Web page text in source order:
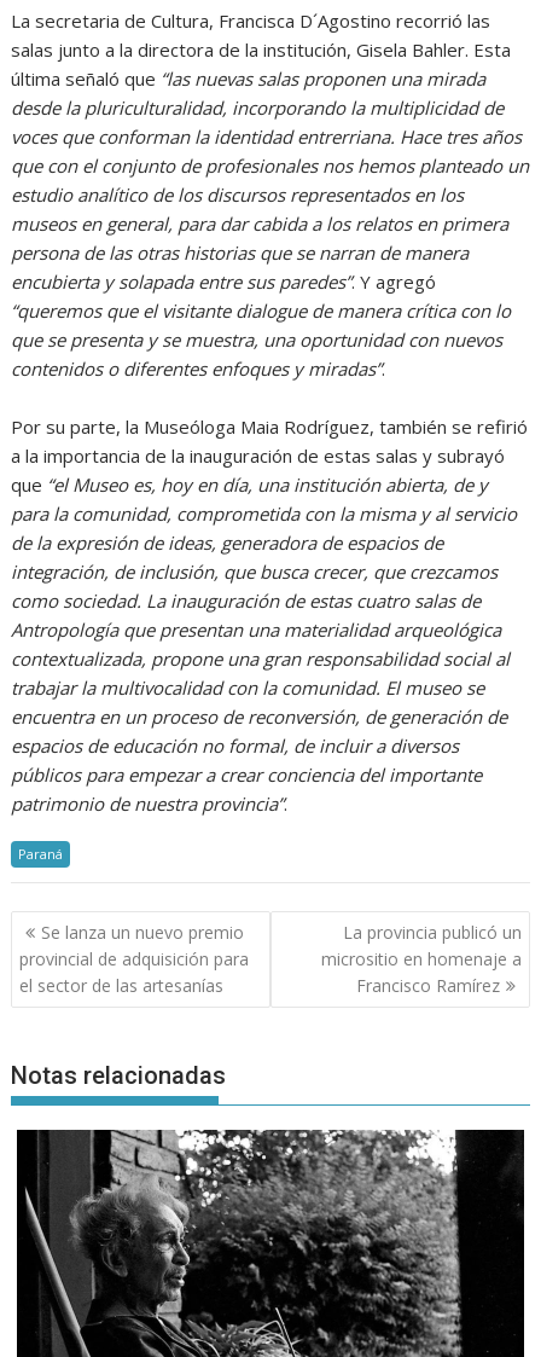
La secretaria de Cultura, Francisca D´Agostino recorrió las
salas junto a la directora de la institución, Gisela Bahler. Esta
última señaló que “las nuevas salas proponen una mirada
desde la pluriculturalidad, incorporando la multiplicidad de
voces que conforman la identidad entrerriana. Hace tres años
que con el conjunto de profesionales nos hemos planteado un
estudio analítico de los discursos representados en los
museos en general, para dar cabida a los relatos en primera
persona de las otras historias que se narran de manera
encubierta y solapada entre sus paredes”. Y agregó
“queremos que el visitante dialogue de manera crítica con lo
que se presenta y se muestra, una oportunidad con nuevos
contenidos o diferentes enfoques y miradas”.
Por su parte, la Museóloga Maia Rodríguez, también se refirió
a la importancia de la inauguración de estas salas y subrayó
que “el Museo es, hoy en día, una institución abierta, de y
para la comunidad, comprometida con la misma y al servicio
de la expresión de ideas, generadora de espacios de
integración, de inclusión, que busca crecer, que crezcamos
como sociedad. La inauguración de estas cuatro salas de
Antropología que presentan una materialidad arqueológica
contextualizada, propone una gran responsabilidad social al
trabajar la multivocalidad con la comunidad. El museo se
encuentra en un proceso de reconversión, de generación de
espacios de educación no formal, de incluir a diversos
públicos para empezar a crear conciencia del importante
patrimonio de nuestra provincia”.
Paraná
Navegación
de
entradas
Se lanza un nuevo premio
provincial de adquisición para
el sector de las artesanías
La provincia publicó un
micrositio en homenaje a
Francisco Ramírez
Notas relacionadas